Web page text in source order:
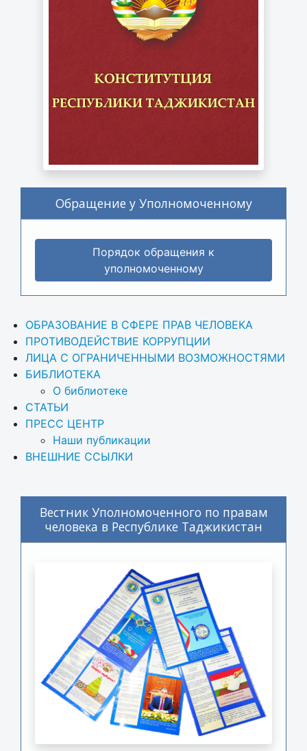
Обращение у Уполномоченному
Порядок обращения к
уполномоченному
ОБРАЗОВАНИЕ В СФЕРЕ ПРАВ ЧЕЛОВЕКА
ПРОТИВОДЕЙСТВИЕ КОРРУПЦИИ
ЛИЦА С ОГРАНИЧЕННЫМИ ВОЗМОЖНОСТЯМИ
БИБЛИОТЕКА
О библиотеке
СТАТЬИ
ПРЕСС ЦЕНТР
Наши публикации
ВНЕШНИЕ ССЫЛКИ
Вестник Уполномоченного по правам
человека в Республике Таджикистан